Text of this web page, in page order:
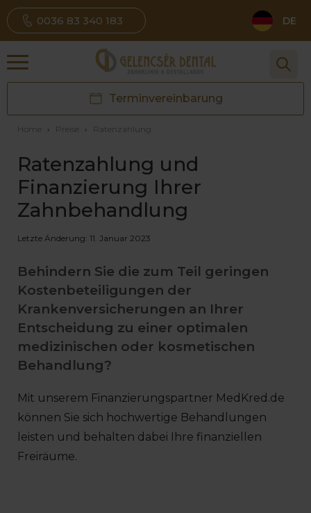
0036 83 340 183 DE
Terminvereinbarung
Home › Preise › Ratenzahlung
Ratenzahlung und
Finanzierung Ihrer
Zahnbehandlung
Letzte Änderung: 11. Januar 2023
Behindern Sie die zum Teil geringen
Kostenbeteiligungen der
Krankenversicherungen an Ihrer
Entscheidung zu einer optimalen
medizinischen oder kosmetischen
Behandlung?
Mit unserem Finanzierungspartner MedKred.de
können Sie sich hochwertige Behandlungen
leisten und behalten dabei Ihre finanziellen
Freiräume.